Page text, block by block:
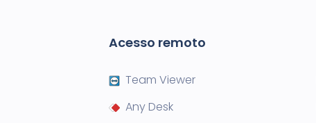
Acesso remoto
Team Viewer
Any Desk